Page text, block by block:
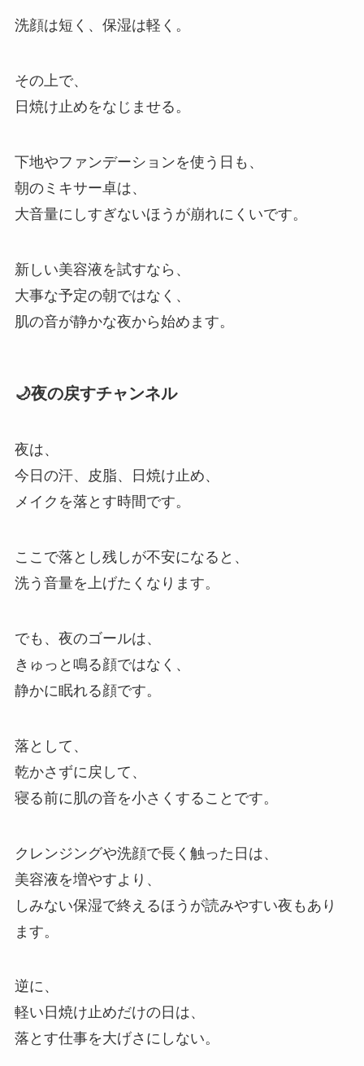
洗顔は短く、保湿は軽く。
その上で、
日焼け止めをなじませる。
下地やファンデーションを使う日も、
朝のミキサー卓は、
大音量にしすぎないほうが崩れにくいです。
新しい美容液を試すなら、
大事な予定の朝ではなく、
肌の音が静かな夜から始めます。
🌙夜の戻すチャンネル
夜は、
今日の汗、皮脂、日焼け止め、
メイクを落とす時間です。
ここで落とし残しが不安になると、
洗う音量を上げたくなります。
でも、夜のゴールは、
きゅっと鳴る顔ではなく、
静かに眠れる顔です。
落として、
乾かさずに戻して、
寝る前に肌の音を小さくすることです。
クレンジングや洗顔で長く触った日は、
美容液を増やすより、
しみない保湿で終えるほうが読みやすい夜もあり
ます。
逆に、
軽い日焼け止めだけの日は、
落とす仕事を大げさにしない。